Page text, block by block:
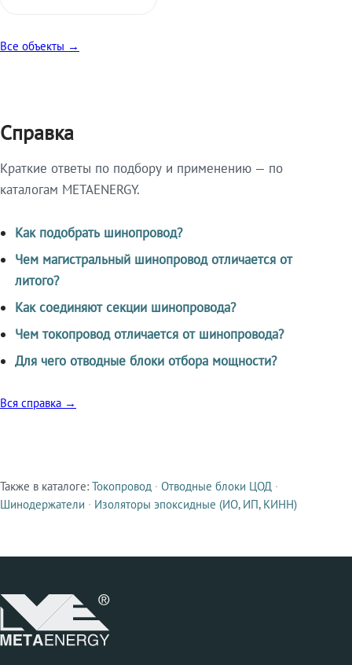
Все объекты →
Справка
Краткие ответы по подбору и применению — по
каталогам METAENERGY.
Как подобрать шинопровод?
Чем магистральный шинопровод отличается от
литого?
Как соединяют секции шинопровода?
Чем токопровод отличается от шинопровода?
Для чего отводные блоки отбора мощности?
Вся справка →
Смежные продукты
Также в каталоге: Токопровод · Отводные блоки ЦОД ·
Шинодержатели · Изоляторы эпоксидные (ИО, ИП, КИНН)